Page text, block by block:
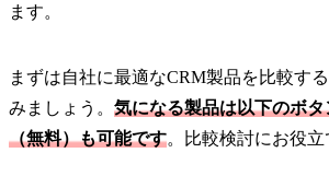
ます。
まずは自社に最適なCRM製品を比較す
みましょう。 気になる製品は以下のボ
（無料）も可能です。比較検討にお役立